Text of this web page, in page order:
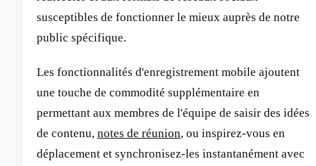
susceptibles de fonctionner le mieux auprès de notre
public spécifique.
Les fonctionnalités d'enregistrement mobile ajoutent
une touche de commodité supplémentaire en
permettant aux membres de l'équipe de saisir des idées
de contenu, notes de réunion, ou inspirez-vous en
déplacement et synchronisez-les instantanément avec